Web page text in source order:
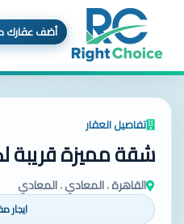
أضف عقارك
تفاصيل العقار
شقة مميزة قريبة
القاهرة،المعادي،المعادي
ايجار